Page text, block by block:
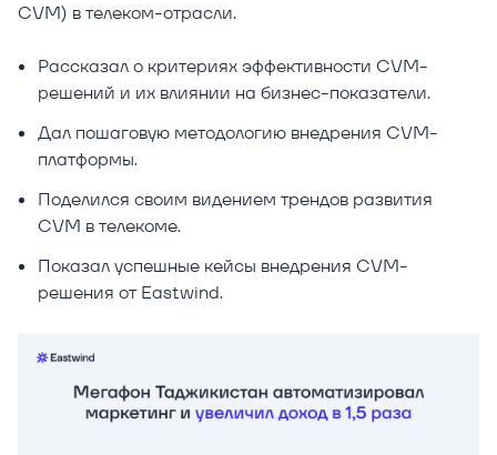
CVM) в телеком-отрасли.
Рассказал о критериях эффективности CVM-
решений и их влиянии на бизнес-показатели.
Дал пошаговую методологию внедрения CVM-
платформы.
Поделился своим видением трендов развития
CVM в телекоме.
Показал успешные кейсы внедрения CVM-
решения от Eastwind.